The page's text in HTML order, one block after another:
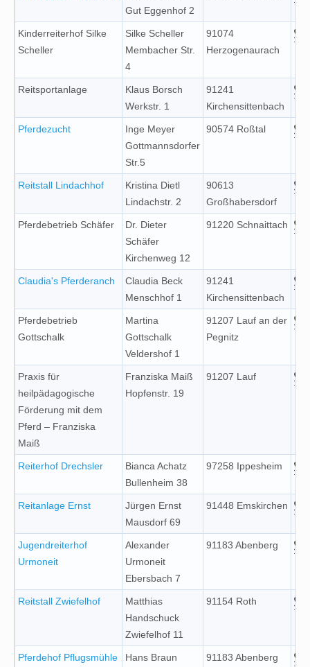
Gut Eggenhof 2
Kinderreiterhof Silke
Scheller
Silke Scheller
Membacher Str.
4
91074
Herzogenaurach
Reitsportanlage
Klaus Borsch
Werkstr. 1
91241
Kirchensittenbach
Pferdezucht
Inge Meyer
Gottmannsdorfer
Str.5
90574 Roßtal
Reitstall Lindachhof
Kristina Dietl
Lindachstr. 2
90613
Großhabersdorf
Pferdebetrieb Schäfer
Dr. Dieter
Schäfer
Kirchenweg 12
91220 Schnaittach
Claudia's Pferderanch
Claudia Beck
Menschhof 1
91241
Kirchensittenbach
Pferdebetrieb
Gottschalk
Martina
Gottschalk
Veldershof 1
91207 Lauf an der
Pegnitz
Praxis für
heilpädagogische
Förderung mit dem
Pferd – Franziska
Maiß
Franziska Maiß
Hopfenstr. 19
91207 Lauf
Reiterhof Drechsler
Bianca Achatz
Bullenheim 38
97258 Ippesheim
Reitanlage Ernst
Jürgen Ernst
Mausdorf 69
91448 Emskirchen
Jugendreiterhof
Urmoneit
Alexander
Urmoneit
Ebersbach 7
91183 Abenberg
Reitstall Zwiefelhof
Matthias
Handschuck
Zwiefelhof 11
91154 Roth
Pferdehof Pflugsmühle Hans Braun 91183 Abenberg